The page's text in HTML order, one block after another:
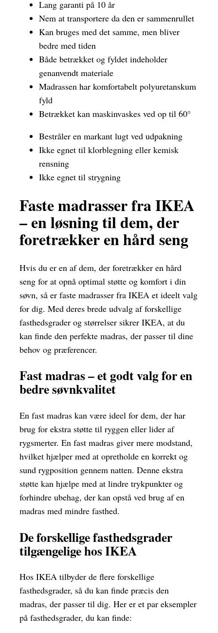
Lang garanti på 10 år
Nem at transportere da den er sammenrullet
Kan bruges med det samme, men bliver
bedre med tiden
Både betrækket og fyldet indeholder
genanvendt materiale
Madrassen har komfortabelt polyuretanskum
fyld
Betrækket kan maskinvaskes ved op til 60°
Bestråler en markant lugt ved udpakning
Ikke egnet til klorblegning eller kemisk
rensning
Ikke egnet til strygning
Faste madrasser fra IKEA
– en løsning til dem, der
foretrækker en hård seng
Hvis du er en af dem, der foretrækker en hård
seng for at opnå optimal støtte og komfort i din
søvn, så er faste madrasser fra IKEA et ideelt valg
for dig. Med deres brede udvalg af forskellige
fasthedsgrader og størrelser sikrer IKEA, at du
kan finde den perfekte madras, der passer til dine
behov og præferencer.
Fast madras – et godt valg for en
bedre søvnkvalitet
En fast madras kan være ideel for dem, der har
brug for ekstra støtte til ryggen eller lider af
rygsmerter. En fast madras giver mere modstand,
hvilket hjælper med at opretholde en korrekt og
sund rygposition gennem natten. Denne ekstra
støtte kan hjælpe med at lindre trykpunkter og
forhindre ubehag, der kan opstå ved brug af en
madras med mindre fasthed.
De forskellige fasthedsgrader
tilgængelige hos IKEA
Hos IKEA tilbyder de flere forskellige
fasthedsgrader, så du kan finde præcis den
madras, der passer til dig. Her er et par eksempler
på fasthedsgrader, du kan finde: